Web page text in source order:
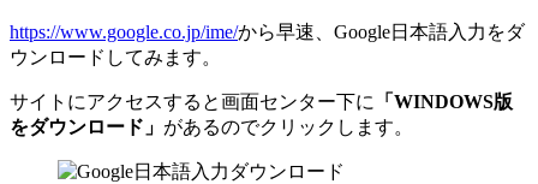
https://www.google.co.jp/ime/から早速、Google日本語入力をダ
ウンロードしてみます。
サイトにアクセスすると画面センター下に
「WINDOWS版
をダウンロード」 があるのでクリックします。